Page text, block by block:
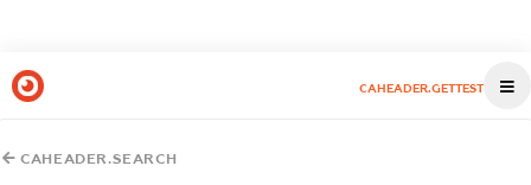
CAHEADER.GETTEST
CAHEADER.SEARCH